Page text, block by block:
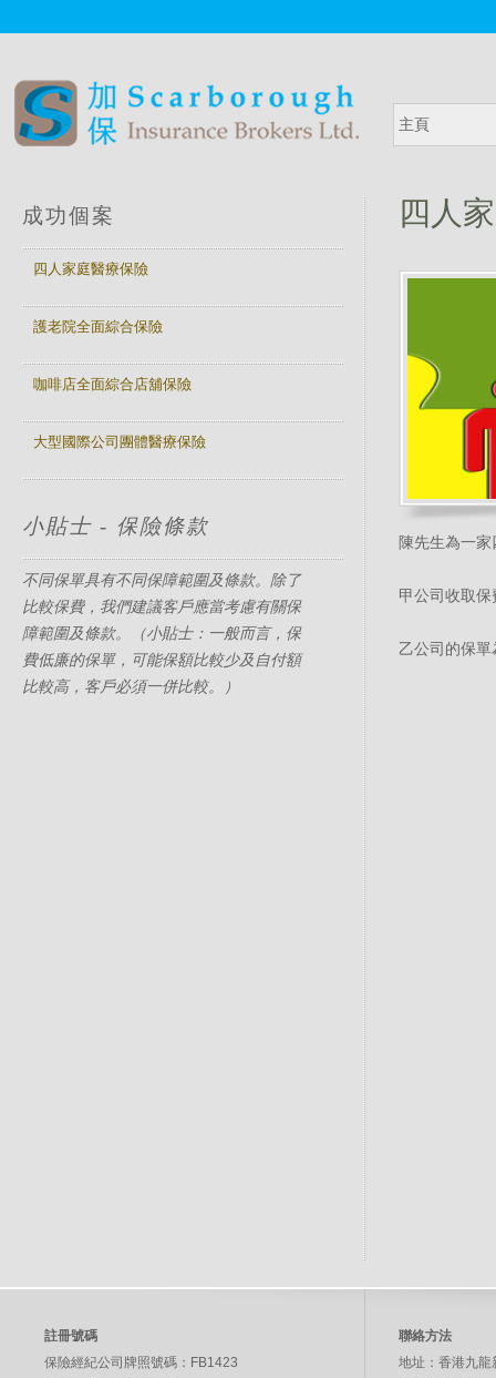
主頁
成功個案
四人家庭醫療保險
護老院全面綜合保險
咖啡店全面綜合店舖保險
大型國際公司團體醫療保險
小貼士 - 保險條款
不同保單具有不同保障範圍及條款。除了
比較保費，我們建議客戶應當考慮有關保
障範圍及條款。（小貼士：一般而言，保
費低廉的保單，可能保額比較少及自付額
比較高，客戶必須一併比較。）
四人
陳先生為一
甲公司收取
乙公司的保
註冊號碼
保險經紀公司牌照號碼：FB1423
聯絡方法
地址： 香港九龍